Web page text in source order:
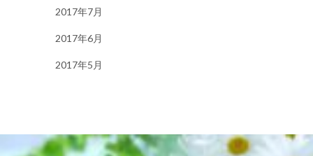
2017年7月
2017年6月
2017年5月